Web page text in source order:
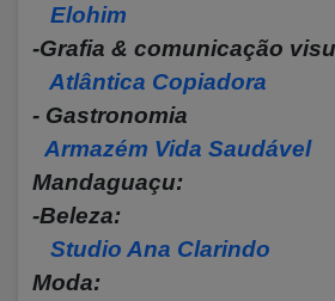
Elohim
-Grafia & comunicação
Atlântica Copiadora
- Gastronomia
Armazém Vida Saudável
Mandaguaçu:
-Beleza:
Studio Ana Clarindo
Moda: